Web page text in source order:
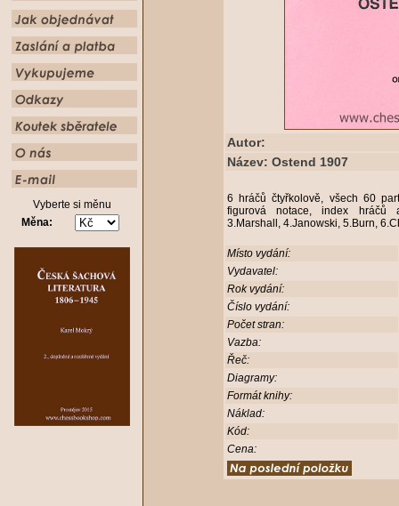
Vyberte si měnu
Měna:
Autor:
Název: Ostend 1907
6 hráčů čtyřkolově, všech 60
figurová notace, index hráčů
3.Marshall, 4.Janowski, 5.Burn,
Místo vydání:
Vydavatel:
Rok vydání:
Číslo vydání:
Počet stran:
Vazba:
Řeč:
Diagramy:
Formát knihy:
Náklad:
Kód:
Cena: